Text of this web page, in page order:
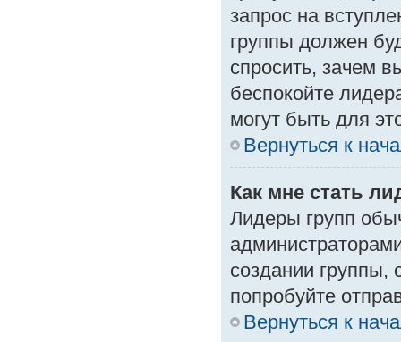
запрос на
группы должен
спросить, зачем
беспокойте
могут быть для
Вернуться к
Как мне стать
Лидеры групп
создании группы,
попробуйте
Вернуться к